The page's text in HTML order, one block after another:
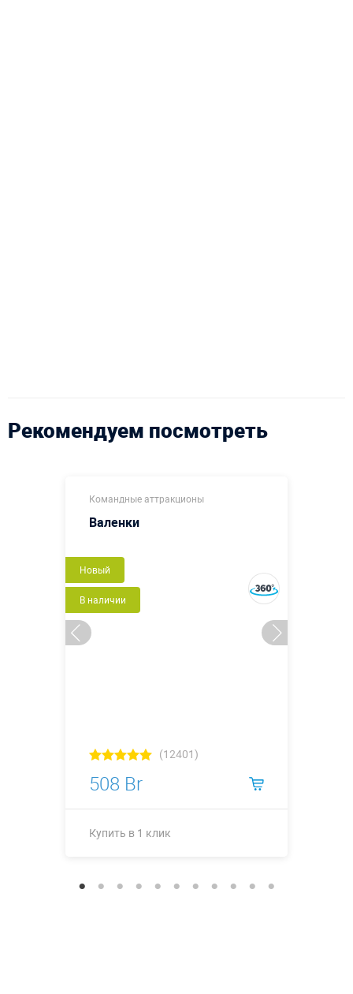
Рекомендуем посмотреть
Командные аттракционы
Валенки
Новый
В наличии
(12401)
508 Br
Купить в 1 клик